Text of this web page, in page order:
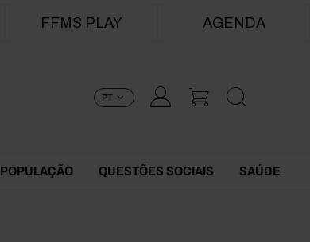
FFMS PLAY AGENDA
PT
POPULAÇÃO QUESTÕES SOCIAIS SAÚDE